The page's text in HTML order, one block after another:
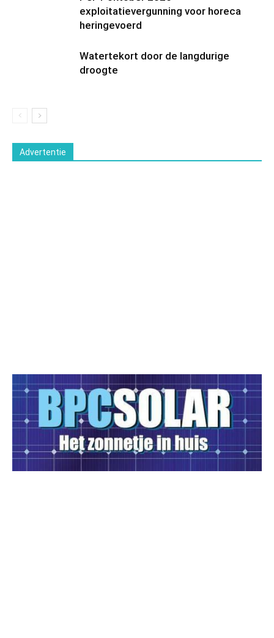
exploitatievergunning voor horeca
heringevoerd
Watertekort door de langdurige
droogte
Advertentie